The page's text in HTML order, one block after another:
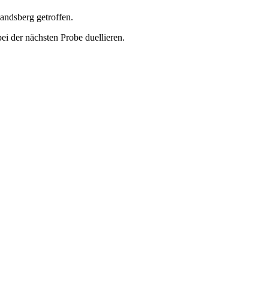
getroffen.
der nächsten Probe duellieren.